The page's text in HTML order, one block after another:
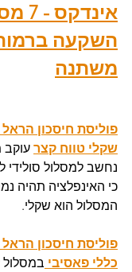
השקעה ברמות
משתנה
פוליסת חיסכון
שקלי טווח קצר עוקב
נחשב למסלול סולידי
כי האינפלציה תהיה
המסלול הוא שקלי.
פוליסת חיסכון
כללי פאסיבי במסלול